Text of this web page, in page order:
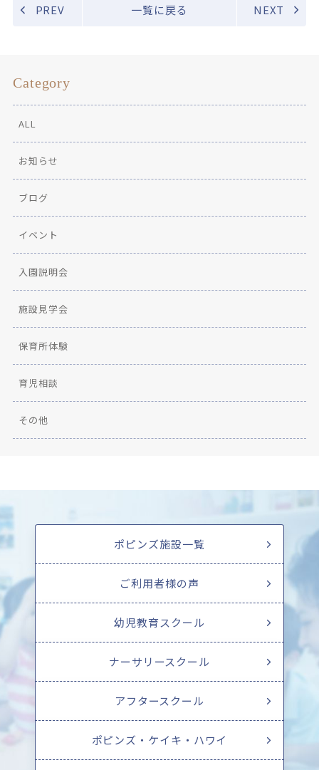
PREV 一覧に戻る NEXT
Category
ALL
お知らせ
ブログ
イベント
入園説明会
施設見学会
保育所体験
育児相談
その他
ポピンズ施設一覧
ご利用者様の声
幼児教育スクール
ナーサリースクール
アフタースクール
ポピンズ・ケイキ・ハワイ